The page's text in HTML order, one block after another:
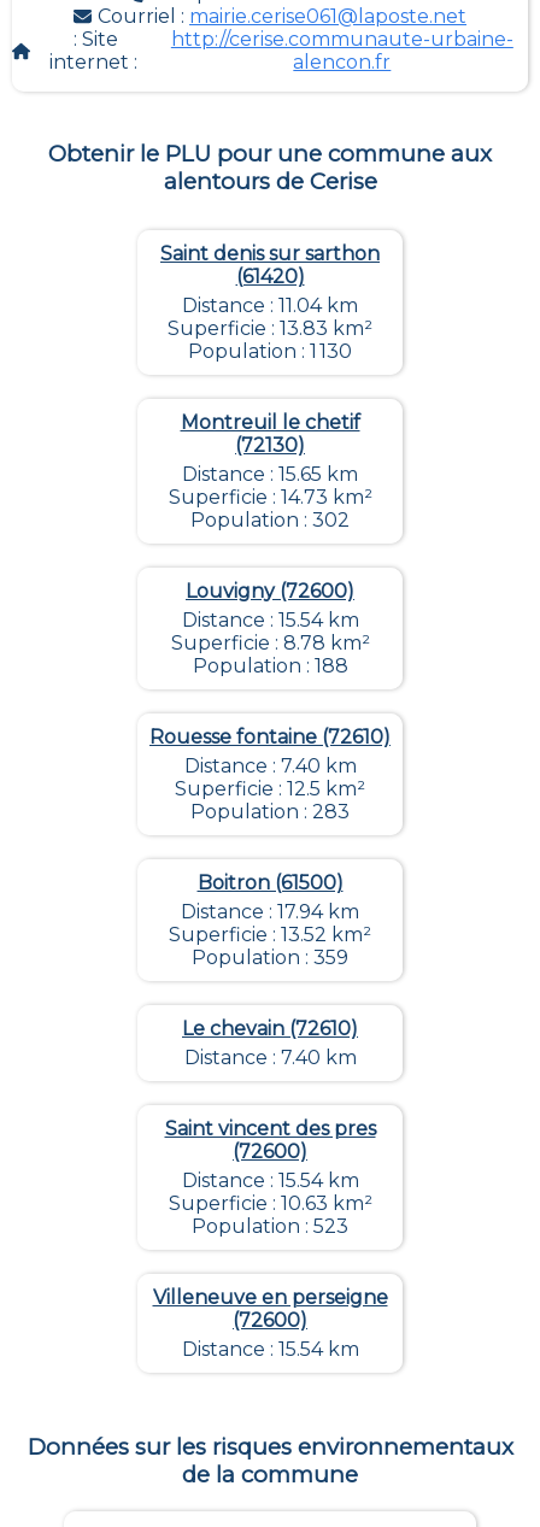
Courriel : mairie.cerise061@laposte.net
: Site
internet :
http://cerise.communaute-urbaine-
alencon.fr
Obtenir le PLU pour une commune aux
alentours de Cerise
Saint denis sur sarthon
(61420)
Distance : 11.04 km
Superficie : 13.83 km²
Population : 1 130
Montreuil le chetif
(72130)
Distance : 15.65 km
Superficie : 14.73 km²
Population : 302
Louvigny (72600)
Distance : 15.54 km
Superficie : 8.78 km²
Population : 188
Rouesse fontaine (72610)
Distance : 7.40 km
Superficie : 12.5 km²
Population : 283
Boitron (61500)
Distance : 17.94 km
Superficie : 13.52 km²
Population : 359
Le chevain (72610)
Distance : 7.40 km
Saint vincent des pres
(72600)
Distance : 15.54 km
Superficie : 10.63 km²
Population : 523
Villeneuve en perseigne
(72600)
Distance : 15.54 km
Données sur les risques environnementaux
de la commune